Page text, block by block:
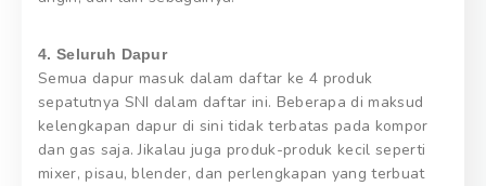
4. Seluruh Dapur
Semua dapur masuk dalam daftar ke 4 produk
sepatutnya SNI dalam daftar ini. Beberapa di maksud
kelengkapan dapur di sini tidak terbatas pada kompor
dan gas saja. Jikalau juga produk-produk kecil seperti
mixer, pisau, blender, dan perlengkapan yang terbuat